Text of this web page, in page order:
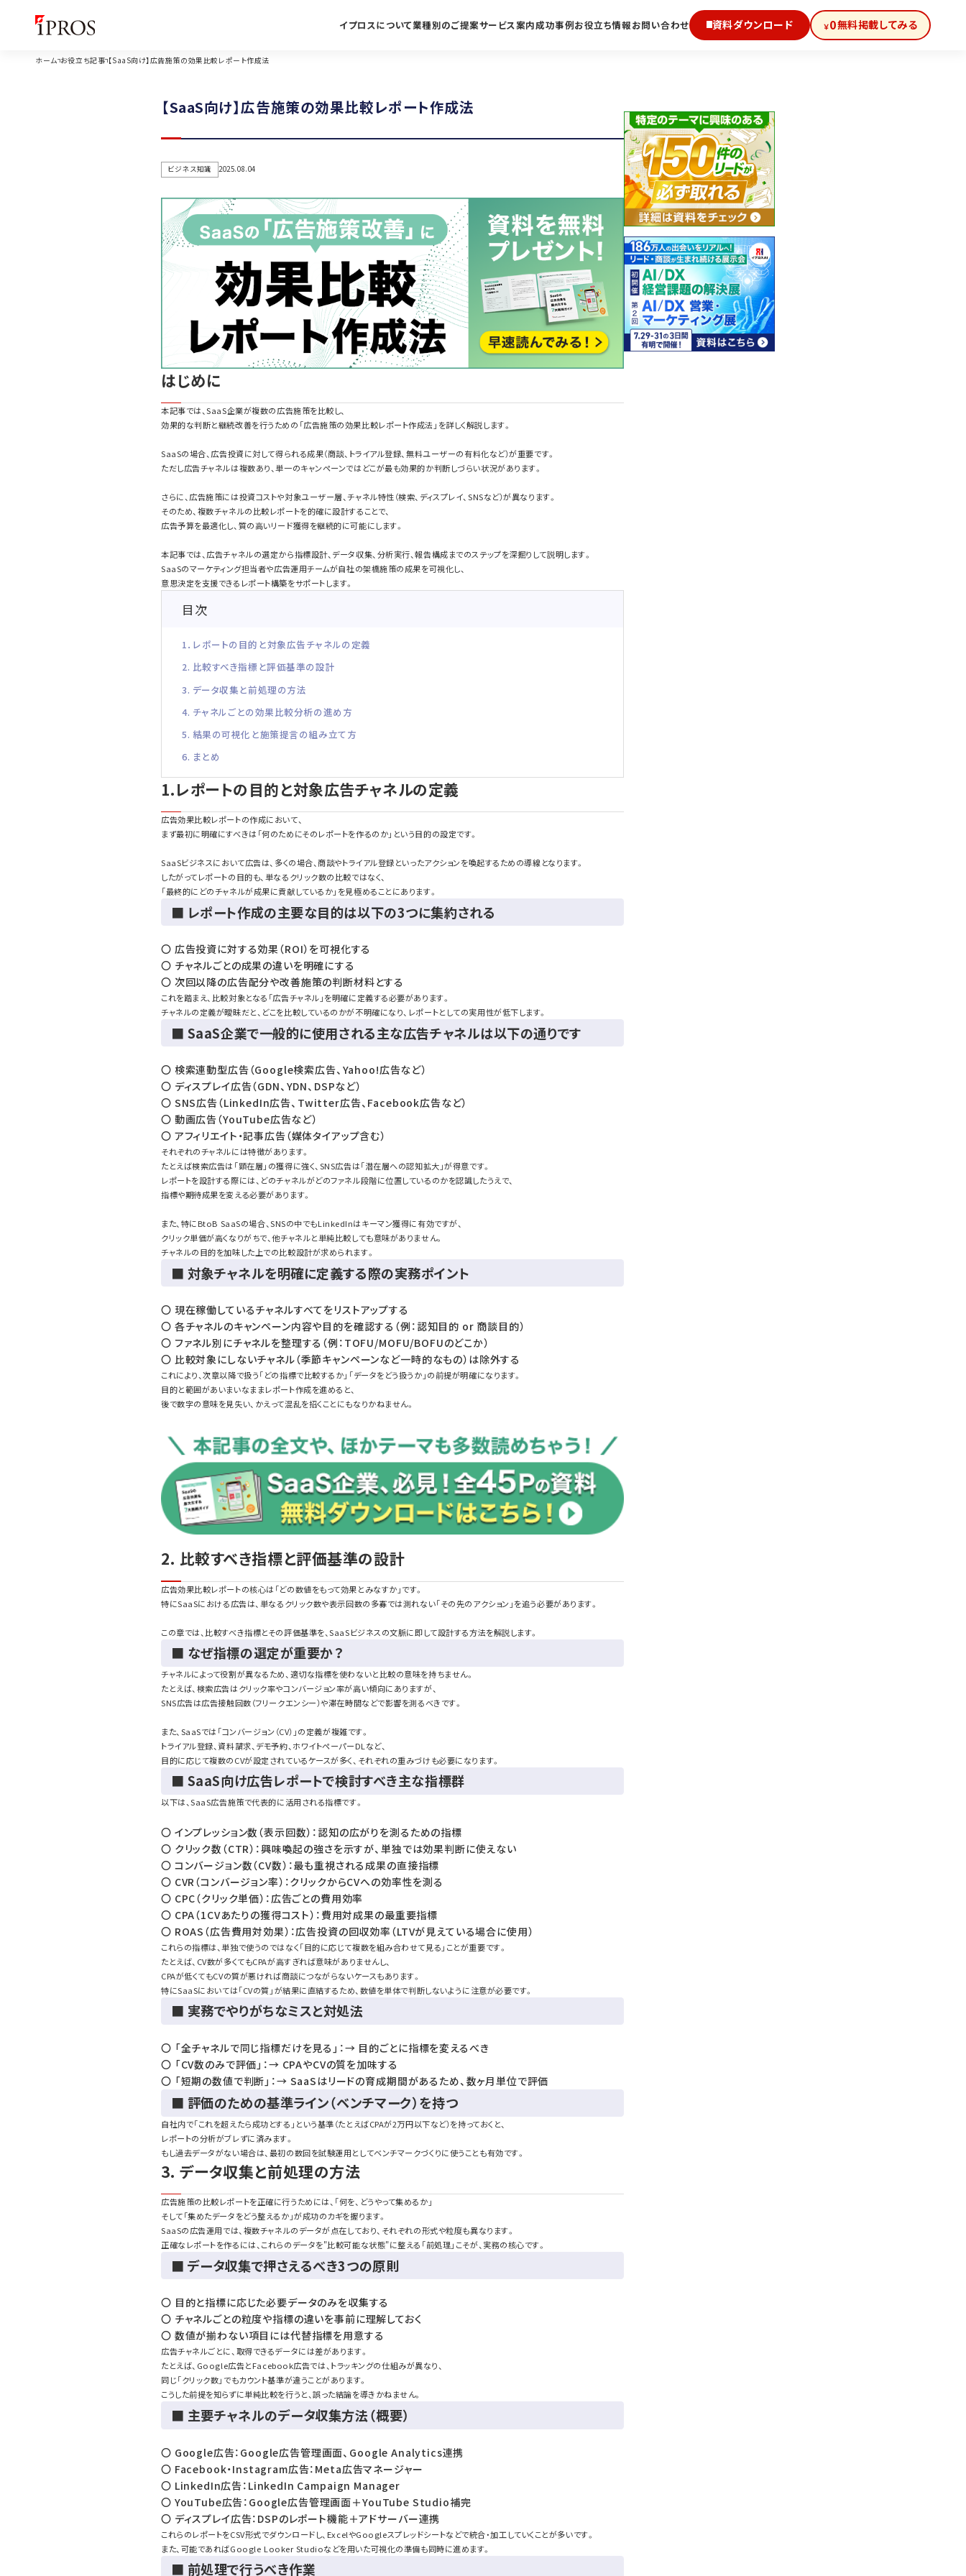
イプロスについて業種別のご提案サービス案内成功事例お役立ち情報お問い合わせ 資料ダウンロード ￥0無料掲載してみる
ホーム お役立ち記事 【SaaS向け】広告施策の効果比較レポート作成法
【SaaS向け】広告施策の効果比較レポート作成法
ビジネス知識 2025.08.04
はじめに
本記事では、SaaS企業が複数の広告施策を比較し、
効果的な判断と継続改善を行うための「広告施策の効果比較レポート作成法」を詳しく解説します。
SaaSの場合、広告投資に対して得られる成果（商談、トライアル登録、無料ユーザーの有料化など）が重要です。
ただし広告チャネルは複数あり、単一のキャンペーンではどこが最も効果的か判断しづらい状況があります。
さらに、広告施策には投資コストや対象ユーザー層、チャネル特性（検索、ディスプレイ、SNSなど）が異なります。
そのため、複数チャネルの比較レポートを的確に設計することで、
広告予算を最適化し、質の高いリード獲得を継続的に可能にします。
本記事では、広告チャネルの選定から指標設計、データ収集、分析実行、報告構成までのステップを深掘りして説明します。
SaaSのマーケティング担当者や広告運用チームが自社の架橋施策の成果を可視化し、
意思決定を支援できるレポート構築をサポートします。
目次
1．レポートの目的と対象広告チャネルの定義
2. 比較すべき指標と評価基準の設計
3. データ収集と前処理の方法
4. チャネルごとの効果比較分析の進め方
5. 結果の可視化と施策提言の組み立て方
6. まとめ
1.レポートの目的と対象広告チャネルの定義
広告効果比較レポートの作成において、
まず最初に明確にすべきは「何のためにそのレポートを作るのか」という目的の設定です。
SaaSビジネスにおいて広告は、多くの場合、商談やトライアル登録といったアクションを喚起するための導線となります。
したがってレポートの目的も、単なるクリック数の比較ではなく、
「最終的にどのチャネルが成果に貢献しているか」を見極めることにあります。
■ レポート作成の主要な目的は以下の3つに集約される
〇 広告投資に対する効果（ROI）を可視化する
〇 チャネルごとの成果の違いを明確にする
〇 次回以降の広告配分や改善施策の判断材料とする
これを踏まえ、比較対象となる「広告チャネル」を明確に定義する必要があります。
チャネルの定義が曖昧だと、どこを比較しているのかが不明確になり、レポートとしての実用性が低下します。
■ SaaS企業で一般的に使用される主な広告チャネルは以下の通りです
〇 検索連動型広告（Google検索広告、Yahoo!広告など）
〇 ディスプレイ広告（GDN、YDN、DSPなど）
〇 SNS広告（LinkedIn広告、Twitter広告、Facebook広告など）
〇 動画広告（YouTube広告など）
〇 アフィリエイト・記事広告（媒体タイアップ含む）
それぞれのチャネルには特徴があります。
たとえば検索広告は「顕在層」の獲得に強く、SNS広告は「潜在層への認知拡大」が得意です。
レポートを設計する際には、どのチャネルがどのファネル段階に位置しているのかを認識したうえで、
指標や期待成果を変える必要があります。
また、特にBtoB SaaSの場合、SNSの中でもLinkedInはキーマン獲得に有効ですが、
クリック単価が高くなりがちで、他チャネルと単純比較しても意味がありません。
チャネルの目的を加味した上での比較設計が求められます。
■ 対象チャネルを明確に定義する際の実務ポイント
〇 現在稼働しているチャネルすべてをリストアップする
〇 各チャネルのキャンペーン内容や目的を確認する（例：認知目的 or 商談目的）
〇 ファネル別にチャネルを整理する（例：TOFU/MOFU/BOFUのどこか）
〇 比較対象にしないチャネル（季節キャンペーンなど一時的なもの）は除外する
これにより、次章以降で扱う「どの指標で比較するか」「データをどう扱うか」の前提が明確になります。
目的と範囲があいまいなままレポート作成を進めると、
後で数字の意味を見失い、かえって混乱を招くことにもなりかねません。
2. 比較すべき指標と評価基準の設計
広告効果比較レポートの核心は「どの数値をもって効果とみなすか」です。
特にSaaSにおける広告は、単なるクリック数や表示回数の多寡では測れない「その先のアクション」を追う必要があります。
この章では、比較すべき指標とその評価基準を、SaaSビジネスの文脈に即して設計する方法を解説します。
■ なぜ指標の選定が重要か？
チャネルによって役割が異なるため、適切な指標を使わないと比較の意味を持ちません。
たとえば、検索広告はクリック率やコンバージョン率が高い傾向にありますが、
SNS広告は広告接触回数（フリークエンシー）や滞在時間などで影響を測るべきです。
また、SaaSでは「コンバージョン（CV）」の定義が複雑です。
トライアル登録、資料請求、デモ予約、ホワイトペーパーDLなど、
目的に応じて複数のCVが設定されているケースが多く、それぞれの重みづけも必要になります。
■ SaaS向け広告レポートで検討すべき主な指標群
以下は、SaaS広告施策で代表的に活用される指標です。
〇 インプレッション数（表示回数）：認知の広がりを測るための指標
〇 クリック数（CTR）：興味喚起の強さを示すが、単独では効果判断に使えない
〇 コンバージョン数（CV数）：最も重視される成果の直接指標
〇 CVR（コンバージョン率）：クリックからCVへの効率性を測る
〇 CPC（クリック単価）：広告ごとの費用効率
〇 CPA（1CVあたりの獲得コスト）：費用対成果の最重要指標
〇 ROAS（広告費用対効果）：広告投資の回収効率（LTVが見えている場合に使用）
これらの指標は、単独で使うのではなく「目的に応じて複数を組み合わせて見る」ことが重要です。
たとえば、CV数が多くてもCPAが高すぎれば意味がありませんし、
CPAが低くてもCVの質が悪ければ商談につながらないケースもあります。
特にSaaSにおいては「CVの質」が結果に直結するため、数値を単体で判断しないように注意が必要です。
■ 実務でやりがちなミスと対処法
〇 「全チャネルで同じ指標だけを見る」：→ 目的ごとに指標を変えるべき
〇 「CV数のみで評価」：→ CPAやCVの質を加味する
〇 「短期の数値で判断」：→ SaaSはリードの育成期間があるため、数ヶ月単位で評価
■ 評価のための基準ライン（ベンチマーク）を持つ
自社内で「これを超えたら成功とする」という基準（たとえばCPAが2万円以下など）を持っておくと、
レポートの分析がブレずに済みます。
もし過去データがない場合は、最初の数回を試験運用としてベンチマークづくりに使うことも有効です。
3. データ収集と前処理の方法
広告施策の比較レポートを正確に行うためには、「何を、どうやって集めるか」
そして「集めたデータをどう整えるか」が成功のカギを握ります。
SaaSの広告運用では、複数チャネルのデータが点在しており、それぞれの形式や粒度も異なります。
正確なレポートを作るには、これらのデータを"比較可能な状態"に整える「前処理」こそが、実務の核心です。
■ データ収集で押さえるべき3つの原則
〇 目的と指標に応じた必要データのみを収集する
〇 チャネルごとの粒度や指標の違いを事前に理解しておく
〇 数値が揃わない項目には代替指標を用意する
広告チャネルごとに、取得できるデータには差があります。
たとえば、Google広告とFacebook広告では、トラッキングの仕組みが異なり、
同じ「クリック数」でもカウント基準が違うことがあります。
こうした前提を知らずに単純比較を行うと、誤った結論を導きかねません。
■ 主要チャネルのデータ収集方法（概要）
〇 Google広告：Google広告管理画面、Google Analytics連携
〇 Facebook・Instagram広告：Meta広告マネージャー
〇 LinkedIn広告：LinkedIn Campaign Manager
〇 YouTube広告：Google広告管理画面＋YouTube Studio補完
〇 ディスプレイ広告：DSPのレポート機能＋アドサーバー連携
これらのレポートをCSV形式でダウンロードし、ExcelやGoogleスプレッドシートなどで統合・加工していくことが多いです。
また、可能であればGoogle Looker Studioなどを用いた可視化の準備も同時に進めます。
■ 前処理で行うべき作業